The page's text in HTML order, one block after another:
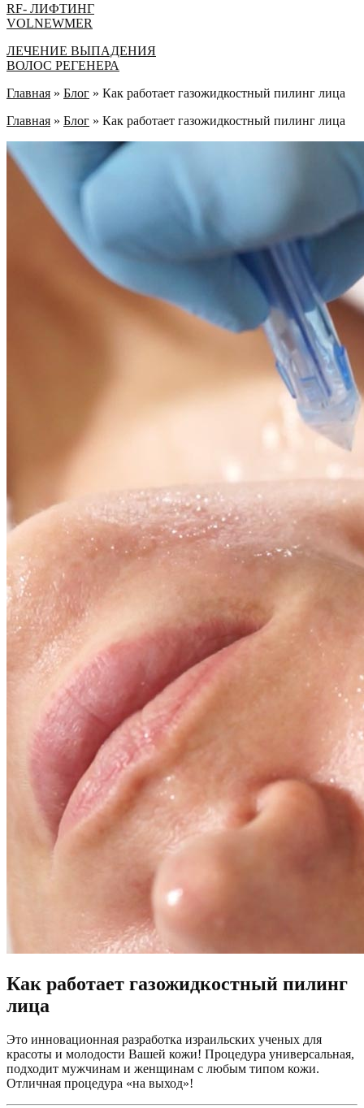
RF- ЛИФТИНГ
VOLNEWMER
ЛEЧЕНИЕ ВЫПАДЕНИЯ
ВОЛОС РЕГЕНЕРА
Главная » Блог » Как работает газожидкостный пилинг лица
Главная » Блог » Как работает газожидкостный пилинг лица
Как работает газожидкостный пилинг
лица
Это инновационная разработка израильских ученых для
красоты и молодости Вашей кожи! Процедура универсальная,
подходит мужчинам и женщинам с любым типом кожи.
Отличная процедура «на выход»!